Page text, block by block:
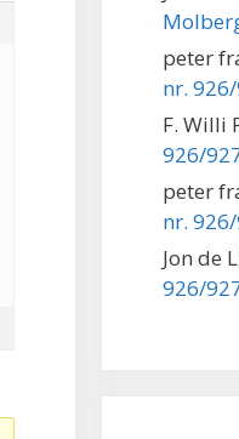
peter
nr.
F. Willi
926/
peter
nr.
Jon de
926/